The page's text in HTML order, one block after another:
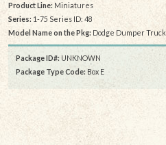
Product Line: Miniatures
Series: 1-75 Series ID: 48
Model Name on the Pkg: Dodge Dumper Truck
Package ID#: UNKNOWN
Package Type Code: Box E